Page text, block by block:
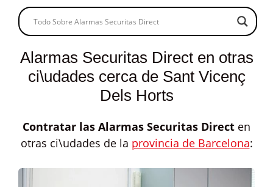
Alarmas Securitas Direct en otras
ci\udades cerca de Sant Vicenç
Dels Horts
Contratar las Alarmas Securitas Direct en
otras ci\udades de la provincia de Barcelona: